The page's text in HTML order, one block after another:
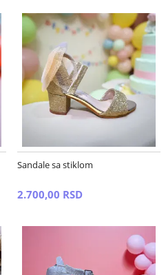
Sandale sa stiklom
2.700,00 RSD